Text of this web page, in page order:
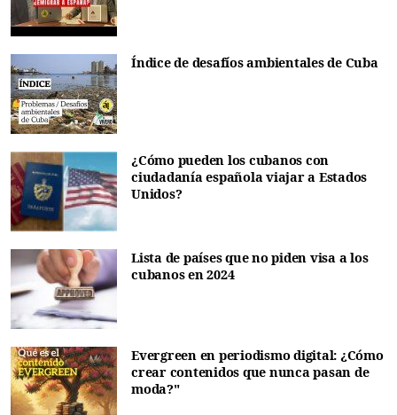
Índice de desafíos ambientales de Cuba
¿Cómo pueden los cubanos con
ciudadanía española viajar a Estados
Unidos?
Lista de países que no piden visa a los
cubanos en 2024
Evergreen en periodismo digital: ¿Cómo
crear contenidos que nunca pasan de
moda?"